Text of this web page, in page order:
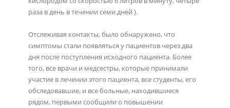
раза в день в течении семи дней ).
Отслеживая контакты, было обнаружено, что
симптомы стали появляться у пациентов через два
дня после поступления исходного пациента. Более
того, все врачи и медсестры, которые принимали
участие в лечении этого пациента, все студенты, его
обследовавшие, и все больные, находившиеся
рядом, первыми сообщили о повышении